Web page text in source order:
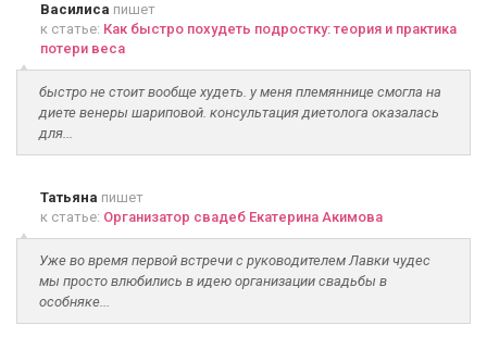
Василиса пишет
к статье: Как быстро похудеть подростку: теория и практика
потери веса
быстро не стоит вообще худеть. у меня племяннице смогла на
диете венеры шариповой. консультация диетолога оказалась
для...
Татьяна пишет
к статье: Организатор свадеб Екатерина Акимова
Уже во время первой встречи с руководителем Лавки чудес
мы просто влюбились в идею организации свадьбы в
особняке...